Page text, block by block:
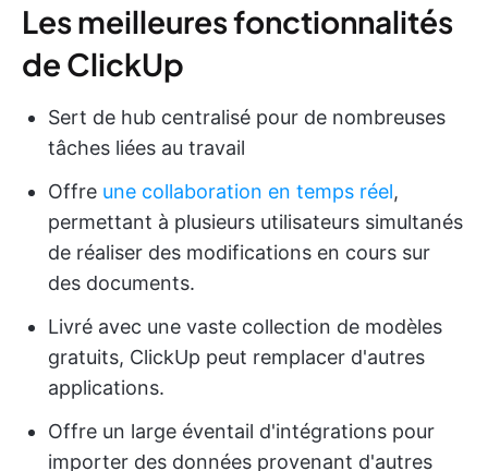
Les meilleures fonctionnalités
de ClickUp
Sert de hub centralisé pour de nombreuses
tâches liées au travail
Offre une collaboration en temps réel,
permettant à plusieurs utilisateurs simultanés
de réaliser des modifications en cours sur
des documents.
Livré avec une vaste collection de modèles
gratuits, ClickUp peut remplacer d'autres
applications.
Offre un large éventail d'intégrations pour
importer des données provenant d'autres